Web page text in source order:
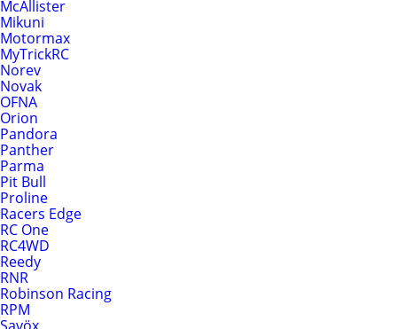
McAllister
Mikuni
Motormax
MyTrickRC
Norev
Novak
OFNA
Orion
Pandora
Panther
Parma
Pit Bull
Proline
Racers Edge
RC One
RC4WD
Reedy
RNR
Robinson Racing
RPM